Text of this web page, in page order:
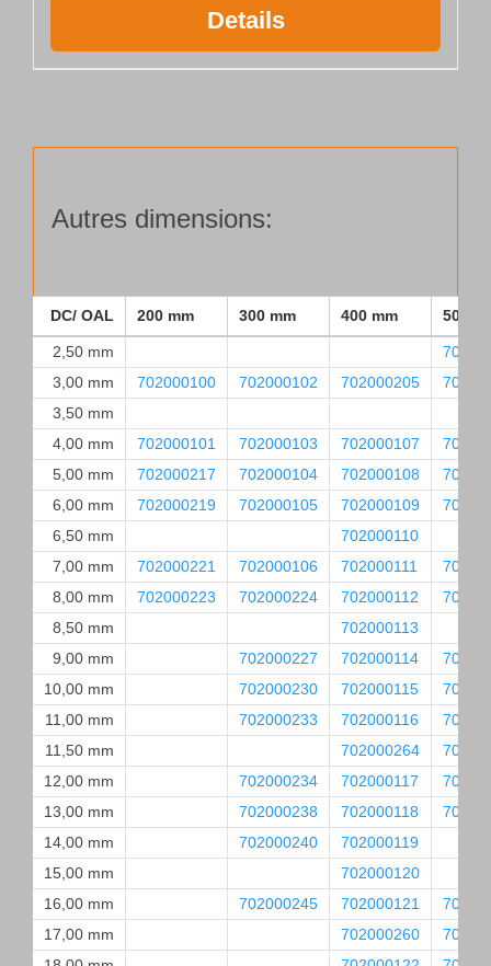
Details
Autres dimensions:
DC/ OAL 200 mm 300 mm 400 mm 500
2,50 mm
3,00 mm
702000100 702000102 702000205
3,50 mm
4,00 mm
702000101 702000103 702000107
5,00 mm
702000217 702000104 702000108
6,00 mm
702000219 702000105 702000109
6,50 mm
702000110
7,00 mm
702000221 702000106 702000111
8,00 mm
702000223 702000224 702000112
8,50 mm
702000113
9,00 mm
702000227 702000114
10,00 mm
702000230 702000115
11,00 mm
702000233 702000116
11,50 mm
702000264
12,00 mm
702000234 702000117
13,00 mm
702000238 702000118
14,00 mm
702000240
702000119
15,00 mm
702000120
16,00 mm
702000245 702000121
17,00 mm
702000260